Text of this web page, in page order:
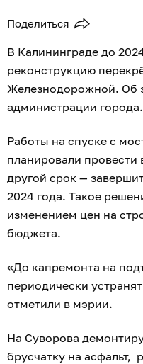
Поделиться
В Калининграде до
реконструкцию
Железнодорожной. Об
администрации города.
Работы на спуске с
планировали провести
другой срок —
2024 года. Такое
изменением цен на
бюджета.
«До капремонта на
периодически
отметили в мэрии.
На Суворова
брусчатку на асфальт,